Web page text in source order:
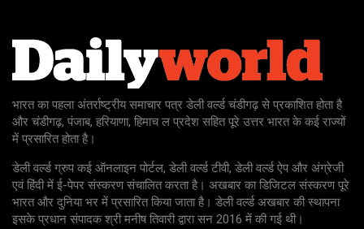
भारत का पहला अंतर्राष्ट्रीय समाचार पत्र डेली वर्ल्ड चंडीगढ़ से प्रकाशित होता है
और चंडीगढ़, पंजाब, हरियाणा, हिमाच ल प्रदेश सहित पूरे उत्तर भारत के कई राज्यों
में प्रसारित होता है।
डेली वर्ल्ड ग्रुप कई ऑनलाइन पोर्टल, डेली वर्ल्ड टीवी, डेली वर्ल्ड ऐप और अंग्रेजी
एवं हिंदी में ई-पेपर संस्करण संचालित करता है। अखबार का डिजिटल संस्करण पूरे
भारत और दुनिया भर में प्रसारित किया जाता है। डेली वर्ल्ड अखबार की स्थापना
इसके प्रधान संपादक श्री मनीष तिवारी द्वारा सन 2016 में की गई थी।